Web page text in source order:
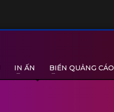
IN ẤN BIỂN QUẢNG CÁO